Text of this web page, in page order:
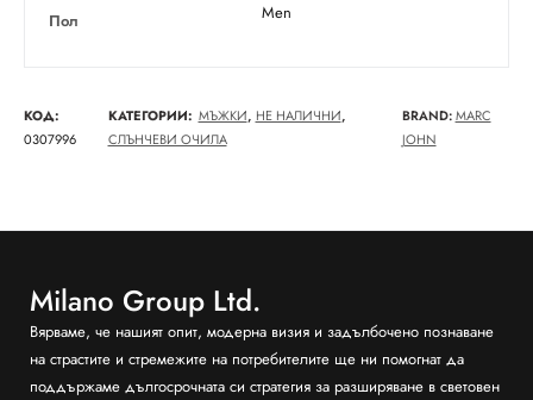
Пол Men
КОД:
0307996
КАТЕГОРИИ: МЪЖКИ, НЕ НАЛИЧНИ,
СЛЪНЧЕВИ ОЧИЛА
BRAND:MARC
JOHN
Milano Group Ltd.
Вярваме, че нашият опит, модерна визия и задълбочено познаване
на страстите и стремежите на потребителите ще ни помогнат да
поддържаме дългосрочната си стратегия за разширяване в световен